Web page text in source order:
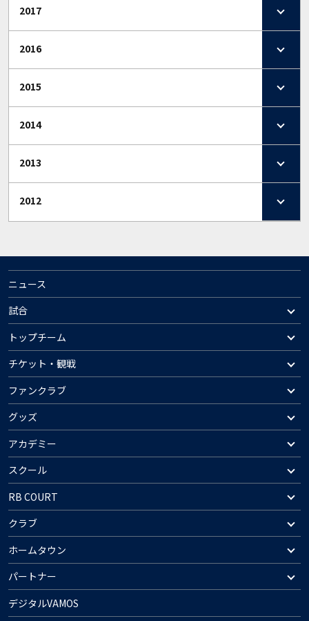
2017
2016
2015
2014
2013
2012
ニュース
試合
トップチーム
チケット・観戦
ファンクラブ
グッズ
アカデミー
スクール
RB COURT
クラブ
ホームタウン
パートナー
デジタルVAMOS